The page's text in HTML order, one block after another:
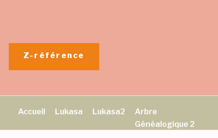
Accueil Lukasa Lukasa2
Arbre
Généalogique 2
Z-référence